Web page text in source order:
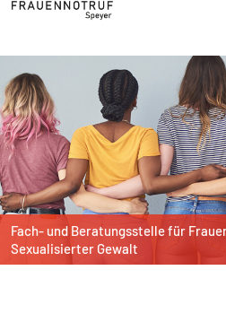
Fach- und Beratungsstellefür
Sexualisierter Gewalt